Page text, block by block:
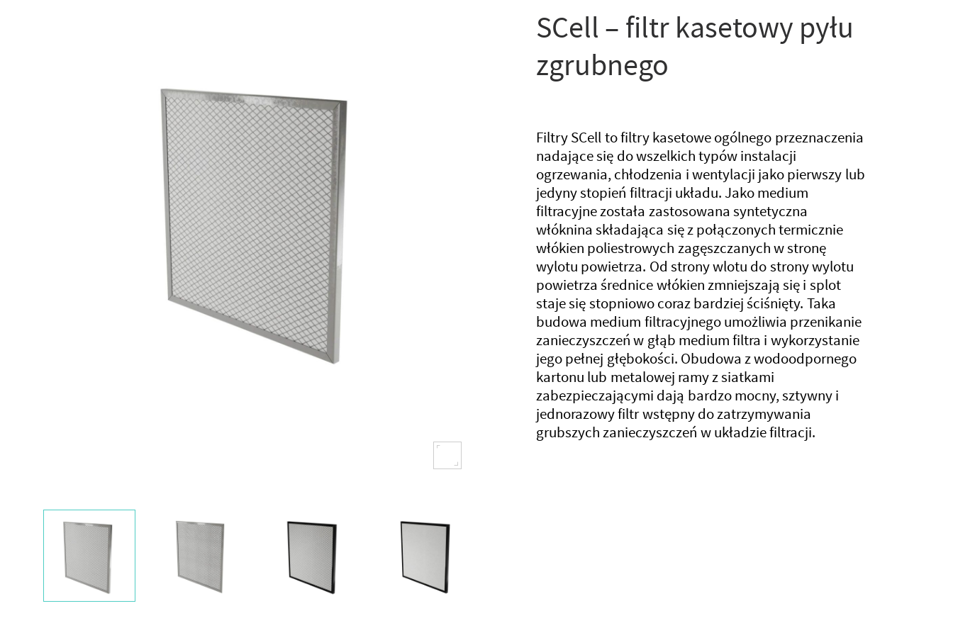
SCell – filtr kasetowy pyłu
zgrubnego
Filtry SCell to filtry kasetowe ogólnego przeznaczenia
nadające się do wszelkich typów instalacji
ogrzewania, chłodzenia i wentylacji jako pierwszy lub
jedyny stopień filtracji układu. Jako medium
filtracyjne została zastosowana syntetyczna
włóknina składająca się z połączonych termicznie
włókien poliestrowych zagęszczanych w stronę
wylotu powietrza. Od strony wlotu do strony wylotu
powietrza średnice włókien zmniejszają się i splot
staje się stopniowo coraz bardziej ściśnięty. Taka
budowa medium filtracyjnego umożliwia przenikanie
zanieczyszczeń w głąb medium filtra i wykorzystanie
jego pełnej głębokości. Obudowa z wodoodpornego
kartonu lub metalowej ramy z siatkami
zabezpieczającymi dają bardzo mocny, sztywny i
jednorazowy filtr wstępny do zatrzymywania
grubszych zanieczyszczeń w układzie filtracji.
slidera